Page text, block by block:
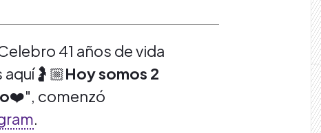
41 años de vida
Hoy somos 2
❤️", comenzó
.